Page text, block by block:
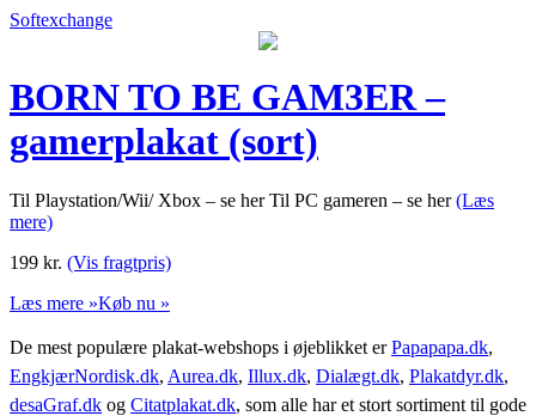
Softexchange
BORN TO BE GAM3ER –
gamerplakat (sort)
Til Playstation/Wii/ Xbox – se her Til PC gameren – se her(Læs
mere)
199 kr. (Vis fragtpris)
Læs mere »Køb nu »
De mest populære plakat-webshops i øjeblikket erPapapapa.dk,
EngkjærNordisk.dk, Aurea.dk, Illux.dk, Dialægt.dk, Plakatdyr.dk,
desaGraf.dk og Citatplakat.dk, som alle har et stort sortiment til gode